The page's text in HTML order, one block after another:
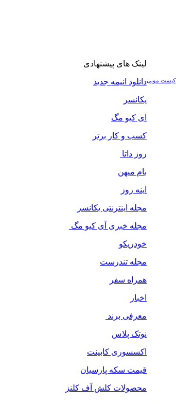
کیست مویی
لینک های پیشنهادی
دانلود انیمه جدید
یکانسر
ای کیو مگ
کسب و کار برتر
روز داتا
بام میهن
اینه روز
مجله اینترنتی یکانسر
مجله خبری آی کیو مگ
خودریکو
مجله‌ تندرست
همراه سفر
اخبار
معرفی برند
نوتک پلاس
اکسسوری کابینت
قیمت سکه پارسیان
محصولات کلش آف کلنز